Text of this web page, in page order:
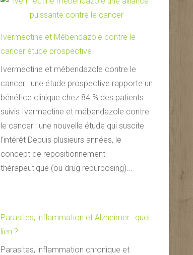
Ivermectine et Mébendazole contre le
cancer étude prospective
Ivermectine et mébendazole contre le
cancer : une étude prospective rapporte un
bénéfice clinique chez 84 % des patients
suivis Ivermectine et mébendazole contre
le cancer : une nouvelle étude qui suscite
l’intérêt Depuis plusieurs années, le
concept de repositionnement
thérapeutique (ou drug repurposing)...
Parasites, inflammation et Alzheimer : quel
lien ?
Parasites, inflammation chronique et